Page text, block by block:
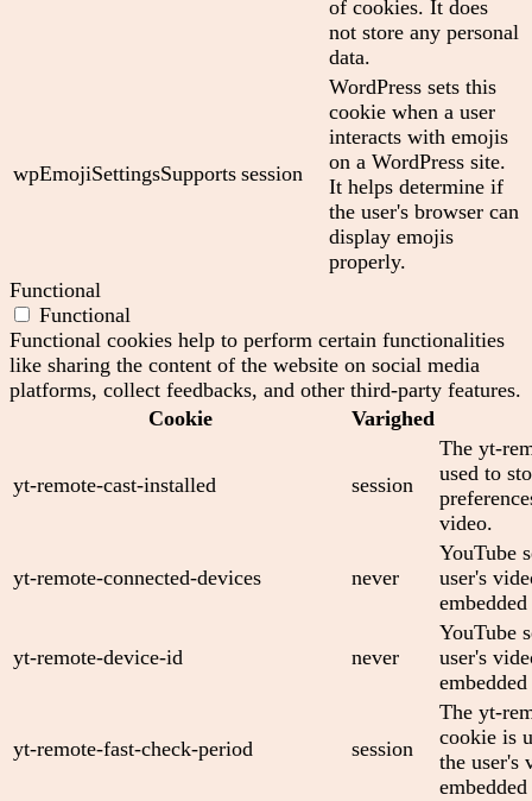
of cookies. It does
not store any personal
data.
wpEmojiSettingsSupports session
WordPress sets this
cookie when a user
interacts with emojis
on a WordPress site.
It helps determine if
the user's browser can
display emojis
properly.
Functional
Functional
Functional cookies help to perform certain functionalities
like sharing the content of the website on social media
platforms, collect feedbacks, and other third-party features.
Cookie
Varighed
yt-remote-cast-installed session
The yt-
used to
video.
yt-remote-connected-devices never
YouTube
user's
yt-remote-device-id never
YouTube
user's
yt-remote-fast-check-period session
The yt-
cookie is
the user's